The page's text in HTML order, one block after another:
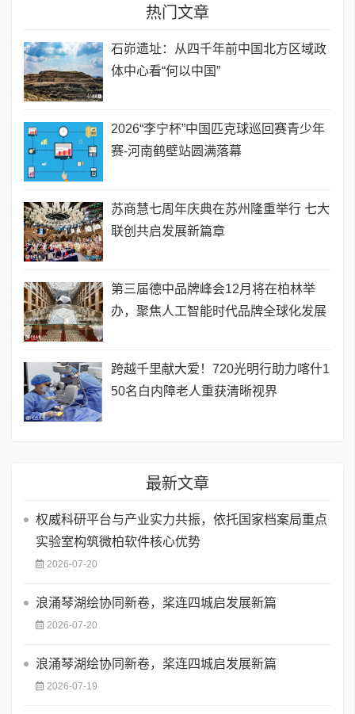
热门文章
石峁遗址：从四千年前中国北方区域政
体中心看“何以中国”
2026“李宁杯”中国匹克球巡回赛青少年
赛-河南鹤壁站圆满落幕
苏商慧七周年庆典在苏州隆重举行 七大
联创共启发展新篇章
第三届德中品牌峰会12月将在柏林举
办，聚焦人工智能时代品牌全球化发展
跨越千里献大爱！720光明行助力喀什1
50名白内障老人重获清晰视界
最新文章
权威科研平台与产业实力共振，依托国家档案局重点
实验室构筑微柏软件核心优势
2026-07-20
浪涌琴湖绘协同新卷，桨连四城启发展新篇
2026-07-20
浪涌琴湖绘协同新卷，桨连四城启发展新篇
2026-07-19